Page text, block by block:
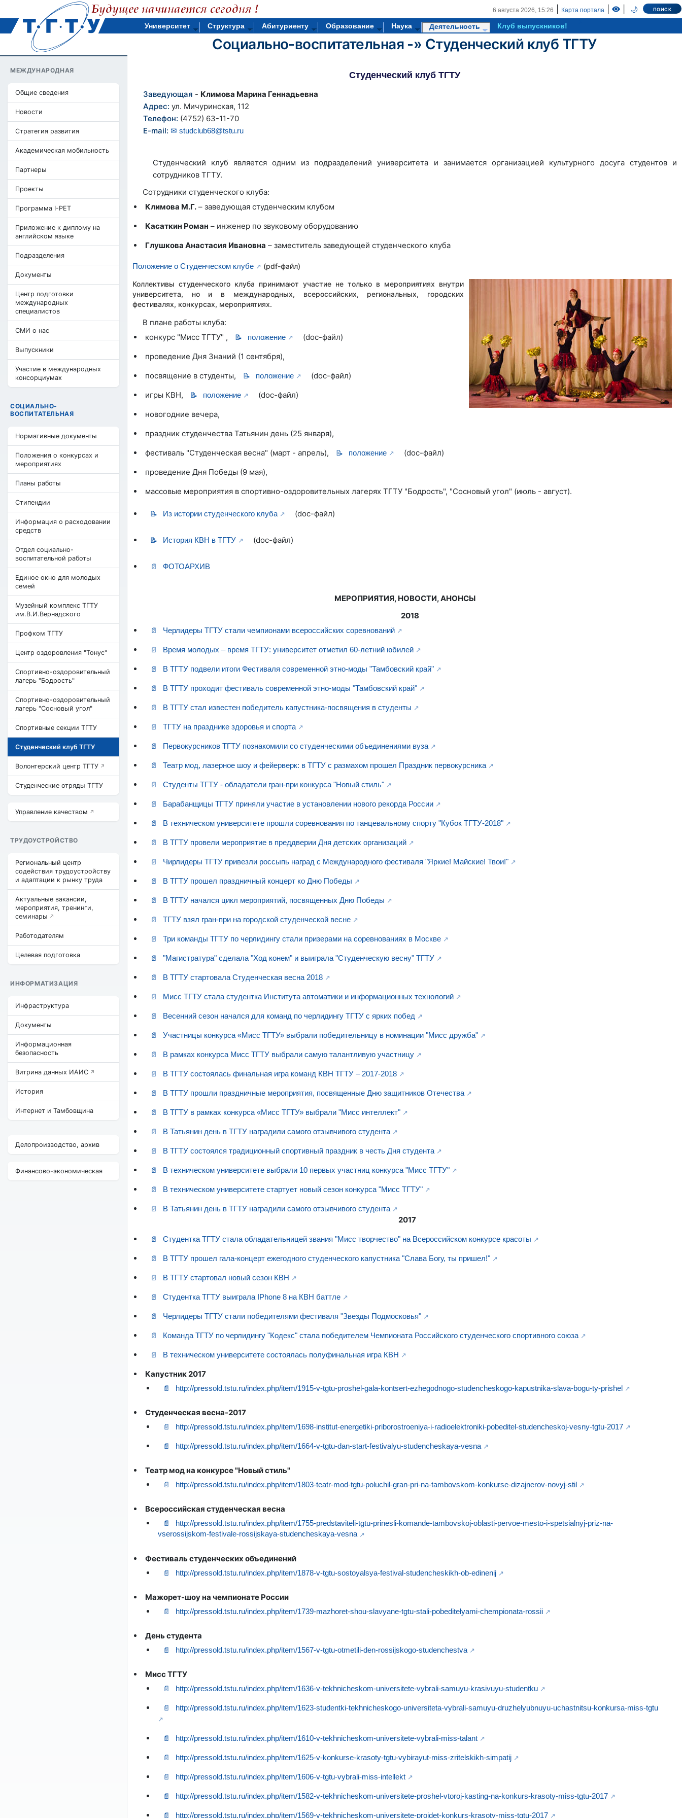
6 августа 2026, 15:26 Карта портала 🌙
Университет Структура Абитуриенту Образование Наука Деятельность Клуб выпускников!
Социально-воспитательная -» Студенческий клуб ТГТУ
МЕЖДУНАРОДНАЯ
Общие сведения
Новости
Стратегия развития
Академическая мобильность
Партнеры
Проекты
Программа I-PET
Приложение к диплому на
английском языке
Подразделения
Документы
Центр подготовки
международных
специалистов
СМИ о нас
Выпускники
Участие в международных
консорциумах
СОЦИАЛЬНО-
ВОСПИТАТЕЛЬНАЯ
Нормативные документы
Положения о конкурсах и
мероприятиях
Планы работы
Стипендии
Информация о расходовании
средств
Отдел социально-
воспитательной работы
Единое окно для молодых
семей
Музейный комплекс ТГТУ
им.В.И.Вернадского
Профком ТГТУ
Центр оздоровления "Тонус"
Cпортивно-оздоровительный
лагерь "Бодрость"
Спортивно-оздоровительный
лагерь "Сосновый угол"
Спортивные секции ТГТУ
Студенческий клуб ТГТУ
Волонтерский центр ТГТУ
Студенческие отряды ТГТУ
Управление качеством
ТРУДОУСТРОЙСТВО
Региональный центр
содействия трудоустройству
и адаптации к рынку труда
Актуальные вакансии,
мероприятия, тренинги,
семинары
Работодателям
Целевая подготовка
ИНФОРМАТИЗАЦИЯ
Инфраструктура
Документы
Информационная
безопасность
Витрина данных ИАИС
История
Интернет и Тамбовщина
Делопроизводство, архив
Финансово-экономическая
Студенческий клуб ТГТУ
Заведующая - Климова Марина Геннадьевна
Адрес: ул. Мичуринская, 112
Телефон: (4752) 63-11-70
E-mail:
studclub68@tstu.ru
Студенческий клуб является одним из подразделений университета и занимается организацией культурного досуга студентов и
сотрудников ТГТУ.
Сотрудники студенческого клуба:
Климова М.Г. – заведующая студенческим клубом
Касаткин Роман – инженер по звуковому оборудованию
Глушкова Анастасия Ивановна – заместитель заведующей студенческого клуба
Положение о Студенческом клубе (pdf-файл)
Коллективы студенческого клуба принимают участие не только в мероприятиях внутри
университета, но и в международных, всероссийских, региональных, городских
фестивалях, конкурсах, мероприятиях.
В плане работы клуба:
конкурс "Мисс ТГТУ" ,
положение
(doc-файл)
проведение Дня Знаний (1 сентября),
посвящение в студенты,
положение
(doc-файл)
игры КВН,
положение
(doc-файл)
новогодние вечера,
праздник студенчества Татьянин день (25 января),
фестиваль "Студенческая весна" (март - апрель),
положение
(doc-файл)
проведение Дня Победы (9 мая),
массовые мероприятия в спортивно-оздоровительных лагерях ТГТУ "Бодрость", "Сосновый угол" (июль - август).
Из истории студенческого клуба (doc-файл)
История КВН в ТГТУ (doc-файл)
ФОТОАРХИВ
МЕРОПРИЯТИЯ, НОВОСТИ, АНОНСЫ
2018
Черлидеры ТГТУ стали чемпионами всероссийских соревнований
Время молодых – время ТГТУ: университет отметил 60-летний юбилей
В ТГТУ подвели итоги Фестиваля современной этно-моды "Тамбовский край"
В ТГТУ проходит фестиваль современной этно-моды "Тамбовский край"
В ТГТУ стал известен победитель капустника-посвящения в студенты
ТГТУ на празднике здоровья и спорта
Первокурсников ТГТУ познакомили со студенческими объединениями вуза
Театр мод, лазерное шоу и фейерверк: в ТГТУ с размахом прошел Праздник первокурсника
Студенты ТГТУ - обладатели гран-при конкурса "Новый стиль"
Барабанщицы ТГТУ приняли участие в установлении нового рекорда России
В техническом университете прошли соревнования по танцевальному спорту "Кубок ТГТУ-2018"
В ТГТУ провели мероприятие в преддверии Дня детских организаций
Чирлидеры ТГТУ привезли россыпь наград с Международного фестиваля "Яркие! Майские! Твои!"
В ТГТУ прошел праздничный концерт ко Дню Победы
В ТГТУ начался цикл мероприятий, посвященных Дню Победы
ТГТУ взял гран-при на городской студенческой весне
Три команды ТГТУ по черлидингу стали призерами на соревнованиях в Москве
"Магистратура" сделала "Ход конем" и выиграла "Студенческую весну" ТГТУ
В ТГТУ стартовала Студенческая весна 2018
Мисс ТГТУ стала студентка Института автоматики и информационных технологий
Весенний сезон начался для команд по черлидингу ТГТУ с ярких побед
Участницы конкурса «Мисс ТГТУ» выбрали победительницу в номинации "Мисс дружба"
В рамках конкурса Мисс ТГТУ выбрали самую талантливую участницу
В ТГТУ состоялась финальная игра команд КВН ТГТУ – 2017-2018
В ТГТУ прошли праздничные мероприятия, посвященные Дню защитников Отечества
В ТГТУ в рамках конкурса «Мисс ТГТУ» выбрали "Мисс интеллект"
В Татьянин день в ТГТУ наградили самого отзывчивого студента
В ТГТУ состоялся традиционный спортивный праздник в честь Дня студента
В техническом университете выбрали 10 первых участниц конкурса "Мисс ТГТУ"
В техническом университете стартует новый сезон конкурса "Мисс ТГТУ"
В Татьянин день в ТГТУ наградили самого отзывчивого студента
2017
Студентка ТГТУ стала обладательницей звания "Мисс творчество" на Всероссийском конкурсе красоты
В ТГТУ прошел гала-концерт ежегодного студенческого капустника "Слава Богу, ты пришел!"
В ТГТУ стартовал новый сезон КВН
Студентка ТГТУ выиграла IPhone 8 на КВН баттле
Черлидеры ТГТУ стали победителями фестиваля "Звезды Подмосковья"
Команда ТГТУ по черлидингу "Кодекс" стала победителем Чемпионата Российского студенческого спортивного союза
В техническом университете состоялась полуфинальная игра КВН
Капустник 2017
http://pressold.tstu.ru/index.php/item/1915-v-tgtu-proshel-gala-kontsert-ezhegodnogo-studencheskogo-kapustnika-slava-bogu-ty-prishel
Студенческая весна-2017
http://pressold.tstu.ru/index.php/item/1698-institut-energetiki-priborostroeniya-i-radioelektroniki-pobeditel-studencheskoj-vesny-tgtu-2017
http://pressold.tstu.ru/index.php/item/1664-v-tgtu-dan-start-festivalyu-studencheskaya-vesna
Театр мод на конкурсе "Новый стиль"
http://pressold.tstu.ru/index.php/item/1803-teatr-mod-tgtu-poluchil-gran-pri-na-tambovskom-konkurse-dizajnerov-novyj-stil
Всероссийская студенческая весна
http://pressold.tstu.ru/index.php/item/1755-predstaviteli-tgtu-prinesli-komande-tambovskoj-oblasti-pervoe-mesto-i-spetsialnyj-priz-na-
vserossijskom-festivale-rossijskaya-studencheskaya-vesna
Фестиваль студенческих объединений
http://pressold.tstu.ru/index.php/item/1878-v-tgtu-sostoyalsya-festival-studencheskikh-ob-edinenij
Мажорет-шоу на чемпионате России
http://pressold.tstu.ru/index.php/item/1739-mazhoret-shou-slavyane-tgtu-stali-pobeditelyami-chempionata-rossii
День студента
http://pressold.tstu.ru/index.php/item/1567-v-tgtu-otmetili-den-rossijskogo-studenchestva
Мисс ТГТУ
http://pressold.tstu.ru/index.php/item/1636-v-tekhnicheskom-universitete-vybrali-samuyu-krasivuyu-studentku
http://pressold.tstu.ru/index.php/item/1623-studentki-tekhnicheskogo-universiteta-vybrali-samuyu-druzhelyubnuyu-uchastnitsu-konkursa-miss-tgtu
http://pressold.tstu.ru/index.php/item/1610-v-tekhnicheskom-universitete-vybrali-miss-talant
http://pressold.tstu.ru/index.php/item/1625-v-konkurse-krasoty-tgtu-vybirayut-miss-zritelskikh-simpatij
http://pressold.tstu.ru/index.php/item/1606-v-tgtu-vybrali-miss-intellekt
http://pressold.tstu.ru/index.php/item/1582-v-tekhnicheskom-universitete-proshel-vtoroj-kasting-na-konkurs-krasoty-miss-tgtu-2017
http://pressold.tstu.ru/index.php/item/1569-v-tekhnicheskom-universitete-projdet-konkurs-krasoty-miss-tgtu-2017